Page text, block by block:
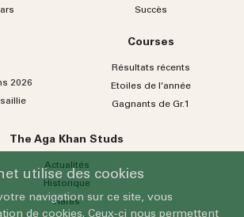
2026
Succès
Courses
Résultats récents
Etoiles de l’année
Gagnants de Gr.1
The Aga Khan Studs
Actualités
Historique
Haras
utilise des cookies
navigation sur ce site, vous
de cookies. Ceux-ci nous permettent